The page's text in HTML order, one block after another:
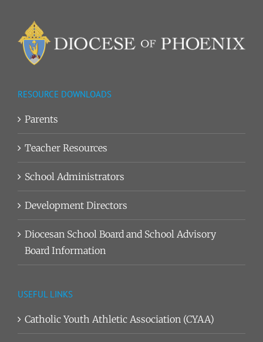
RESOURCE DOWNLOADS
Parents
Teacher Resources
School Administrators
Development Directors
Diocesan School Board and School Advisory
Board Information
USEFUL LINKS
Catholic Youth Athletic Association (CYAA)